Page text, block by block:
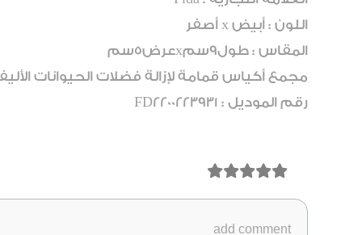
اللون : أبيض x أصفر
المقاس : طول9سمxعرض5سم
مجمع أكياس قمامة لإزالة فضلات الحيوانات
رقم الموديل : FD2200223931